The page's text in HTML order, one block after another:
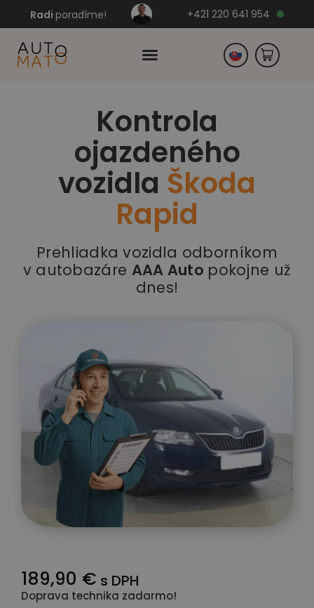
Radi poradíme! +421 220 641 954
Kontrola
ojazdeného
vozidla Škoda
Rapid
Prehliadka vozidla odborníkom
v autobazáre AAA Auto pokojne už
dnes!
189,90 € s DPH
Doprava technika zadarmo!